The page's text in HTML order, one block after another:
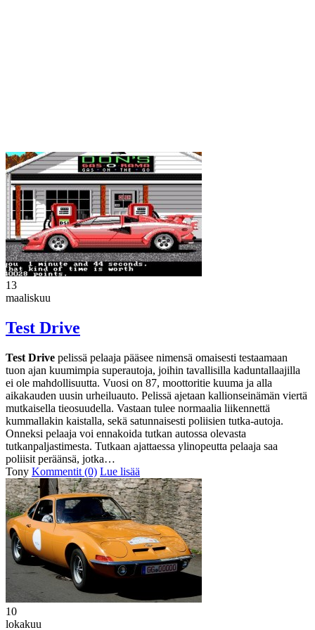
13
maaliskuu
Test Drive
Test Drive pelissä pelaaja pääsee nimensä omaisesti testaamaan
tuon ajan kuumimpia superautoja, joihin tavallisilla kaduntallaajilla
ei ole mahdollisuutta. Vuosi on 87, moottoritie kuuma ja alla
aikakauden uusin urheiluauto. Pelissä ajetaan kallionseinämän viertä
mutkaisella tieosuudella. Vastaan tulee normaalia liikennettä
kummallakin kaistalla, sekä satunnaisesti poliisien tutka-autoja.
Onneksi pelaaja voi ennakoida tutkan autossa olevasta
tutkanpaljastimesta. Tutkaan ajattaessa ylinopeutta pelaaja saa
poliisit peräänsä, jotka…
Tony Kommentit (0) Lue lisää
10
lokakuu